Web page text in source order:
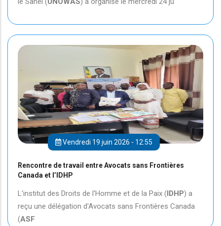
Vendredi 19 juin 2026 - 12:55
Rencontre de travail entre Avocats sans Frontières
Canada et l’IDHP
L'institut des Droits de l'Homme et de la Paix (IDHP) a
reçu une délégation d'Avocats sans Frontières Canada
(ASF